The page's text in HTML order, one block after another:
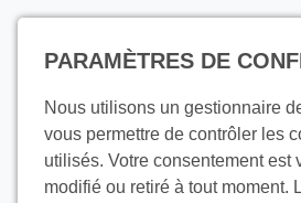
PARAMÈTRES DE
Nous utilisons un gestionnaire
vous permettre de contrôler les
utilisés. Votre consentement est
modifié ou retiré à tout moment.